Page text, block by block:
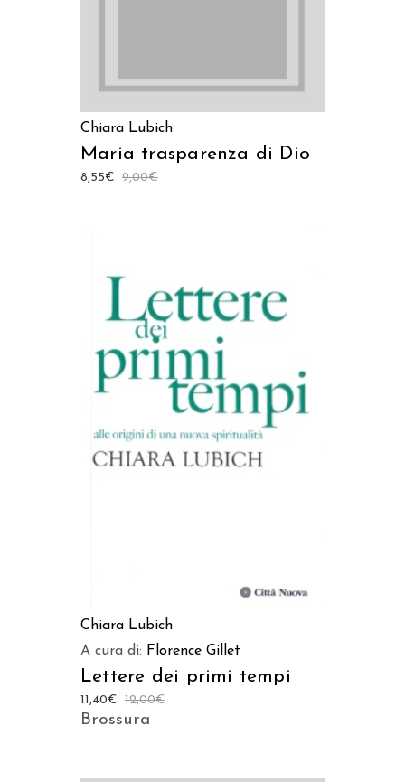
Chiara Lubich
Maria trasparenza di Dio
9,00€
8,55€
Chiara Lubich
A cura di: Florence Gillet
Lettere dei primi tempi
12,00€
11,40€
Brossura